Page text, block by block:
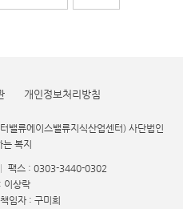
개인정보처리방침
밸류에이스밸류지식산업센터) 사단법인
복지
팩스 : 0303-3440-0302
이상락
임자 : 구미희